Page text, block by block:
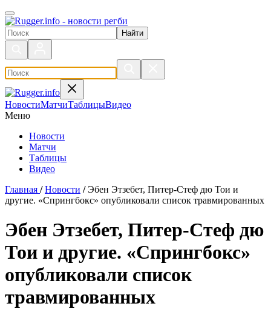
Поиск по сайту
НовостиМатчиТаблицыВидео
Меню
Новости
Матчи
Таблицы
Видео
Главная / Новости / Эбен Этзебет, Питер-Стеф дю Тои и
другие. «Спрингбокс» опубликовали список травмированных
Эбен Этзебет, Питер-Стеф дю
Тои и другие. «Спрингбокс»
опубликовали список
травмированных